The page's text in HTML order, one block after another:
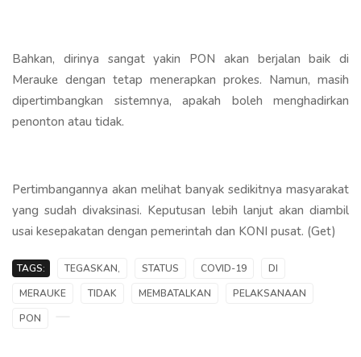
Bahkan, dirinya sangat yakin PON akan berjalan baik di
Merauke dengan tetap menerapkan prokes. Namun, masih
dipertimbangkan sistemnya, apakah boleh menghadirkan
penonton atau tidak.
Pertimbangannya akan melihat banyak sedikitnya masyarakat
yang sudah divaksinasi. Keputusan lebih lanjut akan diambil
usai kesepakatan dengan pemerintah dan KONI pusat. (Get)
TAGS: TEGASKAN, STATUS COVID-19
DI
MERAUKE
TIDAK MEMBATALKAN
PELAKSANAAN
PON